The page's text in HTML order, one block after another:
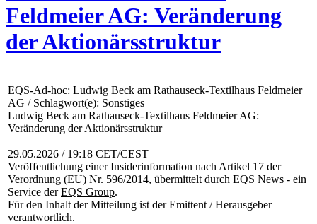
Feldmeier AG: Veränderung
der Aktionärsstruktur
EQS-Ad-hoc: Ludwig Beck am Rathauseck-Textilhaus Feldmeier
AG / Schlagwort(e): Sonstiges
Ludwig Beck am Rathauseck-Textilhaus Feldmeier AG:
Veränderung der Aktionärsstruktur
29.05.2026 / 19:18 CET/CEST
Veröffentlichung einer Insiderinformation nach Artikel 17 der
Verordnung (EU) Nr. 596/2014, übermittelt durch EQS News - ein
Service derEQS Group.
Für den Inhalt der Mitteilung ist der Emittent / Herausgeber
verantwortlich.